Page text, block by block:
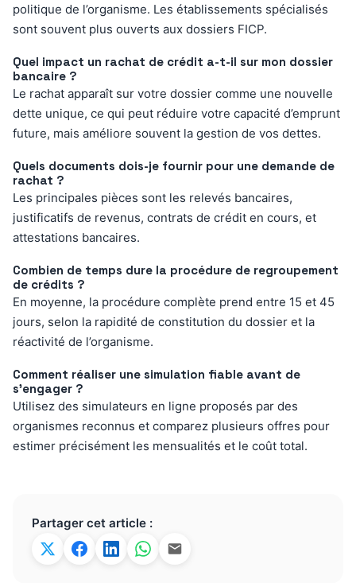
politique de l’organisme. Les établissements spécialisés
sont souvent plus ouverts aux dossiers FICP.
Quel impact un rachat de crédit a-t-il sur mon dossier
bancaire ?
Le rachat apparaît sur votre dossier comme une nouvelle
dette unique, ce qui peut réduire votre capacité d’emprunt
future, mais améliore souvent la gestion de vos dettes.
Quels documents dois-je fournir pour une demande de
rachat ?
Les principales pièces sont les relevés bancaires,
justificatifs de revenus, contrats de crédit en cours, et
attestations bancaires.
Combien de temps dure la procédure de regroupement
de crédits ?
En moyenne, la procédure complète prend entre 15 et 45
jours, selon la rapidité de constitution du dossier et la
réactivité de l’organisme.
Comment réaliser une simulation fiable avant de
s’engager ?
Utilisez des simulateurs en ligne proposés par des
organismes reconnus et comparez plusieurs offres pour
estimer précisément les mensualités et le coût total.
Partager cet article :